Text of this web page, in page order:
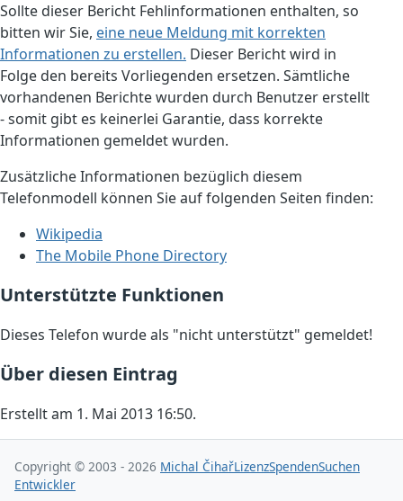
Sollte dieser Bericht Fehlinformationen enthalten, so
bitten wir Sie, eine neue Meldung mit korrekten
Informationen zu erstellen. Dieser Bericht wird in
Folge den bereits Vorliegenden ersetzen. Sämtliche
vorhandenen Berichte wurden durch Benutzer erstellt
- somit gibt es keinerlei Garantie, dass korrekte
Informationen gemeldet wurden.
Zusätzliche Informationen bezüglich diesem
Telefonmodell können Sie auf folgenden Seiten finden:
Wikipedia
The Mobile Phone Directory
Unterstützte Funktionen
Dieses Telefon wurde als "nicht unterstützt" gemeldet!
Über diesen Eintrag
Erstellt am 1. Mai 2013 16:50.
Copyright © 2003 - 2026 Michal ČihařLizenzSpendenSuchen
Entwickler